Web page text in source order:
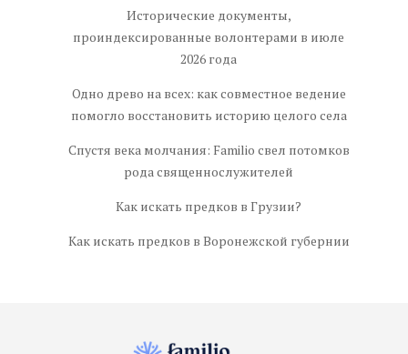
Исторические документы,
проиндексированные волонтерами в июле
2026 года
Одно древо на всех: как совместное ведение
помогло восстановить историю целого села
Спустя века молчания: Familio свел потомков
рода священнослужителей
Как искать предков в Грузии?
Как искать предков в Воронежской губернии